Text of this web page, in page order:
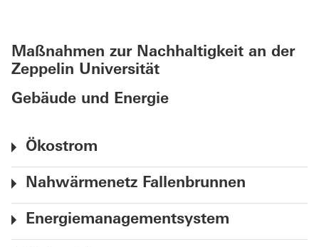
Maßnahmen zur Nachhaltigkeit an der
Zeppelin Universität
Gebäude und Energie
Ökostrom
Nahwärmenetz Fallenbrunnen
Energiemanagementsystem